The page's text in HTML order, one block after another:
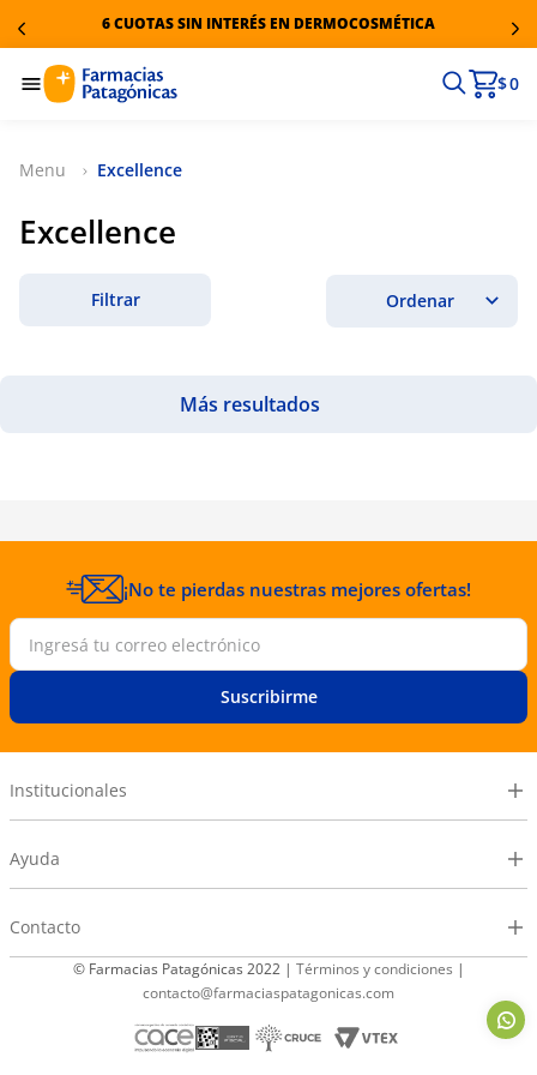
6 CUOTAS SIN INTERÉS EN DERMOCOSMÉTICA
$ 0
Excellence
Excellence
Filtrar
¡No te pierdas nuestras mejores ofertas!
Suscribirme
Institucionales
Ayuda
Contacto
© Farmacias Patagónicas 2022 | Términos y condiciones |
contacto@farmaciaspatagonicas.com